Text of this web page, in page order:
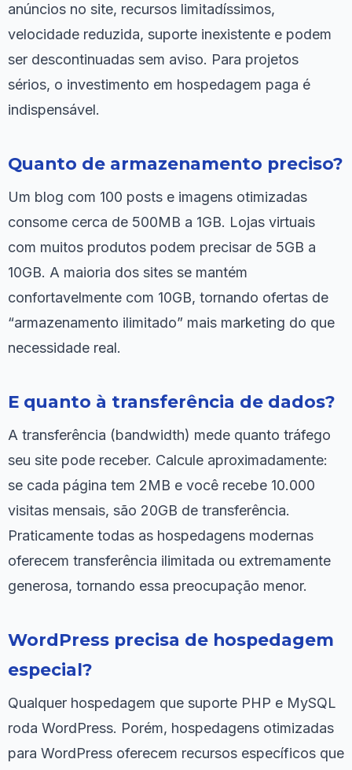
anúncios no site, recursos limitadíssimos,
velocidade reduzida, suporte inexistente e podem
ser descontinuadas sem aviso. Para projetos
sérios, o investimento em hospedagem paga é
indispensável.
Quanto de armazenamento preciso?
Um blog com 100 posts e imagens otimizadas
consome cerca de 500MB a 1GB. Lojas virtuais
com muitos produtos podem precisar de 5GB a
10GB. A maioria dos sites se mantém
confortavelmente com 10GB, tornando ofertas de
“armazenamento ilimitado” mais marketing do que
necessidade real.
E quanto à transferência de dados?
A transferência (bandwidth) mede quanto tráfego
seu site pode receber. Calcule aproximadamente:
se cada página tem 2MB e você recebe 10.000
visitas mensais, são 20GB de transferência.
Praticamente todas as hospedagens modernas
oferecem transferência ilimitada ou extremamente
generosa, tornando essa preocupação menor.
WordPress precisa de hospedagem
especial?
Qualquer hospedagem que suporte PHP e MySQL
roda WordPress. Porém, hospedagens otimizadas
para WordPress oferecem recursos específicos que